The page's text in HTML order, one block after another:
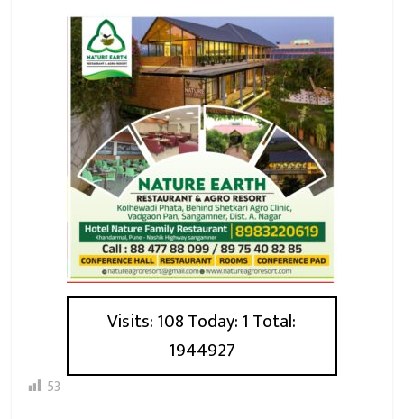
Visits: 108 Today: 1 Total:
1944927
53